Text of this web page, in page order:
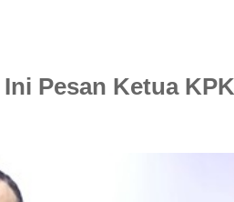
Pesan Ketua